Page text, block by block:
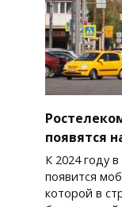
появятся
К 2024 году
появится
которой в